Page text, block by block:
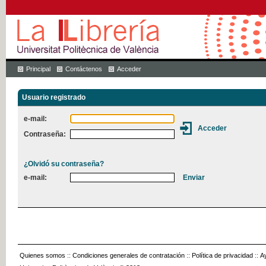
Principal Contáctenos Acceder
Usuario registrado
e-mail:
Contraseña:
¿Olvidó su contraseña?
e-mail:
Quienes somos :: Condiciones generales de contratación :: Política de privacidad ::